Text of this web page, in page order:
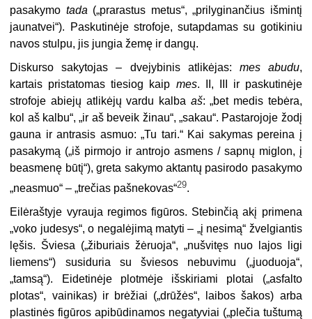
pasakymo tada („prarastus metus“, „prilyginančius išmintį
jaunatvei“). Paskutinėje strofoje, sutapdamas su gotikiniu
navos stulpu, jis jungia žemę ir dangų.
Diskurso sakytojas – dvejybinis atlikėjas: mes abudu,
kartais pristatomas tiesiog kaip mes. II, III ir paskutinėje
strofoje abiejų atlikėjų vardu kalba aš: „bet medis tebėra,
kol aš kalbu“, „ir aš beveik žinau“, „sakau“. Pastarojoje žodį
gauna ir antrasis asmuo: „Tu tari.“ Kai sakymas pereina į
pasakymą („iš pirmojo ir antrojo asmens / sapnų miglon, į
beasmenę būtį“), greta sakymo aktantų pasirodo pasakymo
„neasmuo“ – „trečias pašnekovas“29.
Eilėraštyje vyrauja regimos figūros. Stebinčią akį primena
„voko judesys“, o negalėjimą matyti – „į nesimą“ žvelgiantis
lęšis. Šviesa („žiburiais žėruoja“, „nušvitęs nuo lajos ligi
liemens“) susiduria su šviesos nebuvimu („juoduoja“,
„tamsą“). Eidetinėje plotmėje išskiriami plotai („asfalto
plotas“, vainikas) ir brėžiai („drūžės“, laibos šakos) arba
plastinės figūros apibūdinamos negatyviai („plečia tuštumą